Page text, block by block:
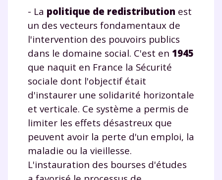
- La politique de redistribution est
un des vecteurs fondamentaux de
l'intervention des pouvoirs publics
dans le domaine social. C'est en 1945
que naquit en France la Sécurité
sociale dont l'objectif était
d'instaurer une solidarité horizontale
et verticale. Ce système a permis de
limiter les effets désastreux que
peuvent avoir la perte d'un emploi, la
maladie ou la vieillesse.
L'instauration des bourses d'études